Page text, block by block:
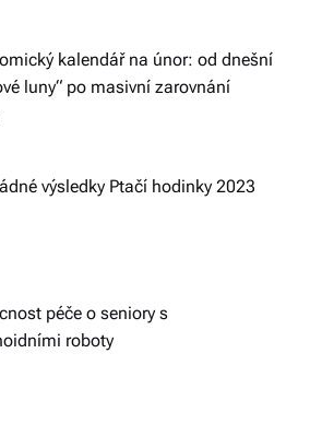
kalendář na únor: od dnešní
luny“ po masivní zarovnání
výsledky Ptačí hodinky 2023
péče o seniory s
roboty